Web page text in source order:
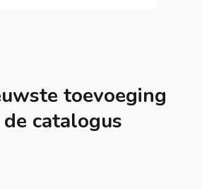
toevoeging
de catalogus